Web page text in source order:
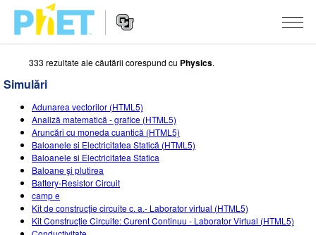
Căutați
site-
ul
PhET
principală
website-
SIMULĂRI
Toate simulările
Fizică
Matematică și Statistică
Chimie
STUDIO
About Studio
Customizable Sims
Start a Free Trial
DESPRE PREDARE
Activități
Contribuiți cu o activitate
CERCETARE
INIȚIATIVE
333 rezultate ale căutării corespund cu Physics.
Simulări
Adunarea vectorilor (HTML5)
Analiză matematică - grafice (HTML5)
Aruncări cu moneda cuantică (HTML5)
Baloanele si Electricitatea Statică (HTML5)
Baloanele si Electricitatea Statica
Baloane şi plutirea
Battery-Resistor Circuit
camp e
Kit de construcție circuite c. a.- Laborator virtual (HTML5)
Kit Construcție Circuite: Curent Continuu - Laborator Virtual (HTML5)